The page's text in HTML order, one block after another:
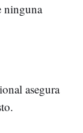
ninguna
asegura